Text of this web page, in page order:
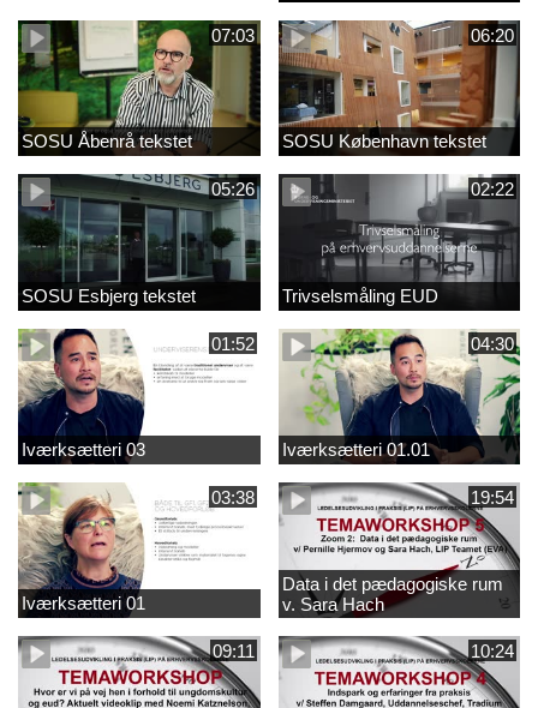
07:03
SOSU Åbenrå tekstet
06:20
SOSU København tekstet
05:26
SOSU Esbjerg tekstet
02:22
Trivselsmåling EUD
01:52
Iværksætteri 03
04:30
Iværksætteri 01.01
03:38
Iværksætteri 01
19:54
Data i det pædagogiske rum
v. Sara Hach
09:11 10:24